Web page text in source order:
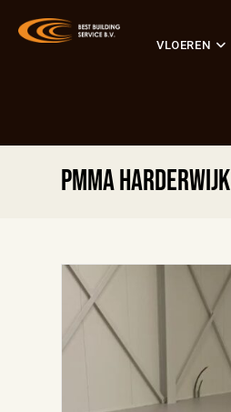
VLOEREN
PMMA Harderwijk